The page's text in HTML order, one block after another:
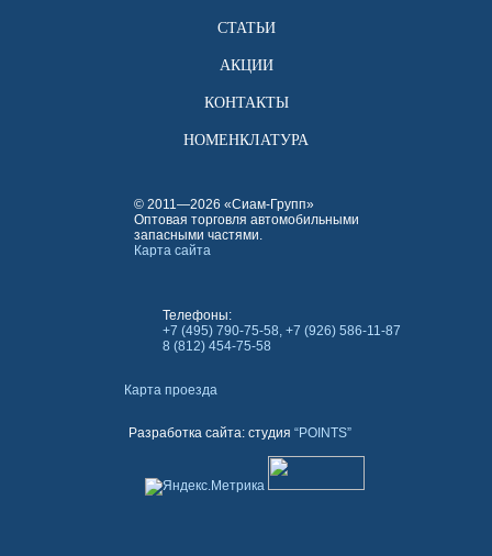
СТАТЬИ
АКЦИИ
КОНТАКТЫ
НОМЕНКЛАТУРА
© 2011—2026 «Сиам-Групп»
Оптовая торговля автомобильными
запасными частями.
Карта сайта
Телефоны:
+7 (495) 790-75-58, +7 (926) 586-11-87
8 (812) 454-75-58
Карта проезда
Разработка сайта: студия “POINTS”